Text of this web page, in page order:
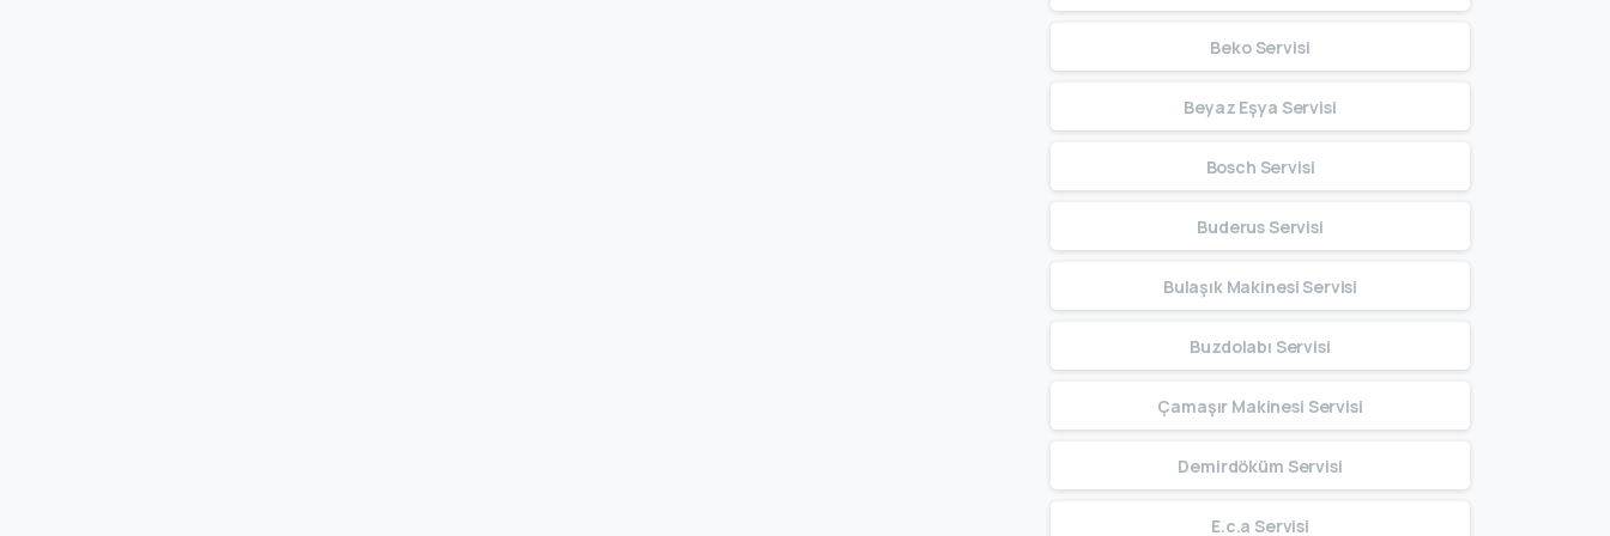
Beko Servisi
Beyaz Eşya Servisi
Bosch Servisi
Buderus Servisi
Bulaşık Makinesi Servisi
Buzdolabı Servisi
Çamaşır Makinesi Servisi
Demirdöküm Servisi
E.c.a Servisi